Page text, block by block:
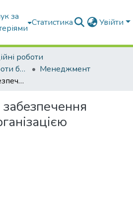
за
Статистика Увійти
роботи
Кваліфікаційні роботи бакалаврів
Менеджмент
Інформаційне забезпечення управління організацією